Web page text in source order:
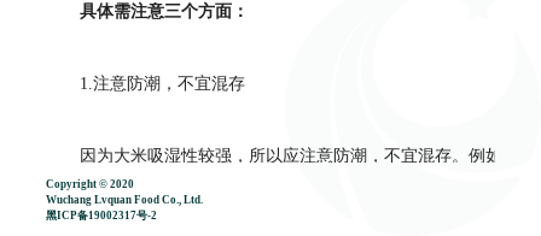
具体需注意三个方面：
1.注意防潮，不宜混存
因为大米吸湿性较强，所以应注意防潮，不宜混存。例如，大
宜与鱼、肉、蔬菜等水分高的食品同时储存，否则大米吸水，容
Copyright © 2020
Wuchang Lvquan Food Co., Ltd.
黑ICP备19002317号-2